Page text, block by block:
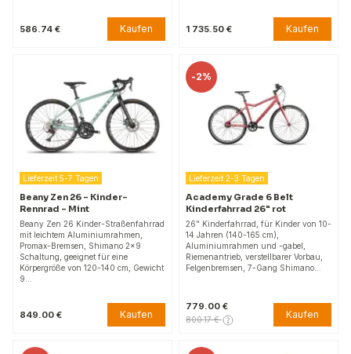
586.74 € Kaufen 1 735.50 € Kaufen
Lieferzeit 5-7 Tagen
Beany Zen 26 – Kinder-
Rennrad – Mint
Beany Zen 26 Kinder-Straßenfahrrad
mit leichtem Aluminiumrahmen,
Promax-Bremsen, Shimano 2x9
Schaltung, geeignet für eine
Körpergröße von 120-140 cm, Gewicht
9…
849.00 € Kaufen
-2%
Lieferzeit 2-3 Tagen
Academy Grade 6 Belt
Kinderfahrrad 26" rot
26" Kinderfahrrad, für Kinder von 10-
14 Jahren (140-165 cm),
Aluminiumrahmen und -gabel,
Riemenantrieb, verstellbarer Vorbau,
Felgenbremsen, 7-Gang Shimano…
779.00 €
800.17 € Kaufen